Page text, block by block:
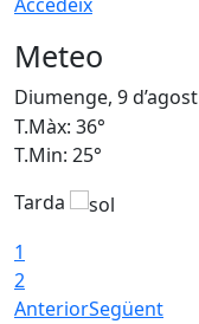
Meteo
Diumenge, 9 d’agost
T.Màx: 36°
T.Min: 25°
Tarda
1
2
AnteriorSegüent